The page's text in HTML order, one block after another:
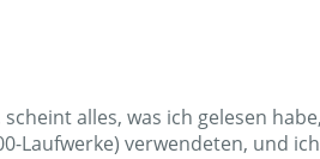
alles, was ich gelesen
Laufwerke) verwendeten, und